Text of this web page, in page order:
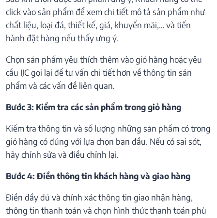
click vào sản phẩm để xem chi tiết mô tả sản phẩm như
chất liệu, loại đá, thiết kế, giá, khuyến mãi,… và tiến
hành đặt hàng nếu thấy ưng ý.
Chọn sản phẩm yêu thích thêm vào giỏ hàng hoặc yêu
cầu IJC gọi lại để tư vấn chi tiết hơn về thông tin sản
phẩm và các vấn đề liên quan.
Bước 3: Kiểm tra các sản phẩm trong giỏ hàng
Kiểm tra thông tin và số lượng những sản phẩm có trong
giỏ hàng có đúng với lựa chọn ban đầu. Nếu có sai sót,
hãy chỉnh sửa và điều chỉnh lại.
Bước 4: Điền thông tin khách hàng và giao hàng
Điền đầy đủ và chính xác thông tin giao nhận hàng,
thông tin thanh toán và chọn hình thức thanh toán phù